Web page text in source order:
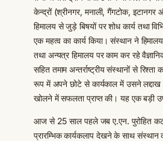
केन्द्रों (श्रीनगर, मनाली, गैंगटोक,
हिमालय से जुड़े बिषयों पर शोध कार्य तथा
एक महत्व का कार्य किया। संस्थान ने हिमालय
तथा अन्यत्र हिमालय पर काम कर रहे
सहित तमाम अन्तर्राष्ट्रीय संस्थानों से
रूप में अपने छोटे से कार्यकाल में उसने लद्दाख
खोलने में सफलता प्राप्त की। यह एक बड़ी
आज से 25 साल पहले जब ए.एन. पुरोहित
प्रारम्भिक कार्यकलाप देखने के साथ संस्थान